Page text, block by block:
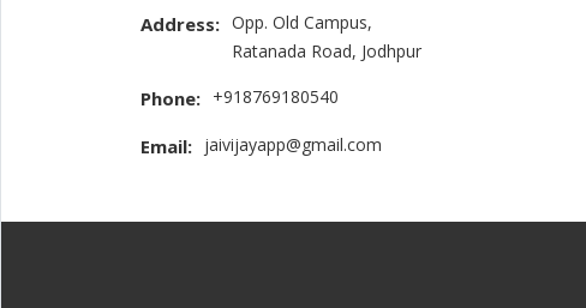
Address: Opp. Old Campus,
Ratanada Road, Jodhpur
Phone: +918769180540
Email: jaivijayapp@gmail.com